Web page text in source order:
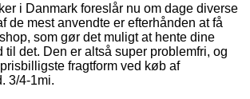
i Danmark foreslår nu om dage diverse
de mest anvendte er efterhånden at få
som gør det muligt at hente dine
til det. Den er altså super problemfri, og
fragtform ved køb af
3/4-1mi.